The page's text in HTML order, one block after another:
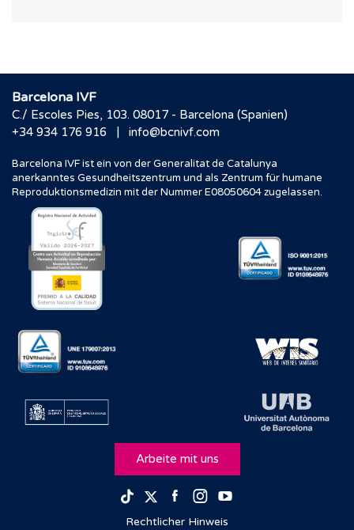
Barcelona IVF
C./ Escoles Pies, 103. 08017 - Barcelona (Spanien)
+34 934 176 916
| info@bcnivf.com
Barcelona IVF ist ein von der Generalitat de Catalunya
anerkanntes Gesundheitszentrum und als Zentrum für humane
Reproduktionsmedizin mit der Nummer E08050604 zugelassen.
Arbeite mit uns
TikTokTwitterFacebook
Instagram
Rechtlicher Hinweis